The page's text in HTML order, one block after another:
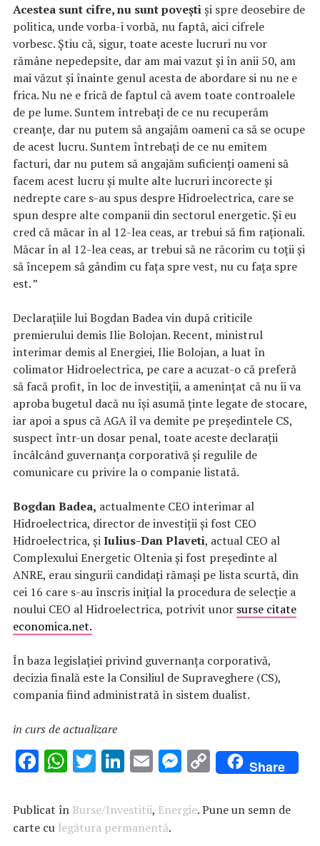
Acestea sunt cifre, nu sunt poveștiși spre deosebire de
politica, unde vorba-i vorbă, nu faptă, aici cifrele
vorbesc. Știu că, sigur, toate aceste lucruri nu vor
rămâne nepedepsite, dar am mai vazut și în anii 50, am
mai văzut și înainte genul acesta de abordare si nu ne e
frica. Nu ne e frică de faptul că avem toate controalele
de pe lume. Suntem întrebați de ce nu recuperăm
creanțe, dar nu putem să angajăm oameni ca să se ocupe
de acest lucru. Suntem întrebați de ce nu emitem
facturi, dar nu putem să angajăm suficienți oameni să
facem acest lucru și multe alte lucruri incorecte și
nedrepte care s-au spus despre Hidroelectrica, care se
spun despre alte companii din sectorul energetic. Și eu
cred că măcar în al 12-lea ceas, ar trebui să fim raționali.
Măcar în al 12-lea ceas, ar trebui să ne răcorim cu toții și
să începem să gândim cu fața spre vest, nu cu fața spre
est. ”
Declarațiile lui Bogdan Badea vin după criticile
premierului demis Ilie Bolojan. Recent, ministrul
interimar demis al Energiei, Ilie Bolojan, a luat în
colimator Hidroelectrica, pe care a acuzat-o că preferă
să facă profit, în loc de investiții, a amenințat că nu îi va
aproba bugetul dacă nu își asumă ținte legate de stocare,
iar apoi a spus că AGA îl va demite pe președintele CS,
suspect într-un dosar penal, toate aceste declarații
încâlcând guvernanța corporativă și regulile de
comunicare cu privire la o companie listată.
Bogdan Badea, actualmente CEO interimar al
Hidroelectrica, director de investiții și fost CEO
Hidroelectrica, șiIulius-Dan Plaveti, actual CEO al
Complexului Energetic Oltenia și fost președinte al
ANRE, erau singurii candidați rămași pe lista scurtă, din
cei 16 care s-au înscris inițial la procedura de selecție a
noului CEO al Hidroelectrica, potrivit unor surse citate
economica.net.
În baza legislației privind guvernanța corporativă,
decizia finală este la Consiliul de Supraveghere (CS),
compania fiind administrată în sistem dualist.
in curs de actualizare
F
e
b
W
at
s
T
it
te
Li
k
e
E
ai
l
M
se
C
o
p
Share
Publicat în Burse/Investitii, Energie. Pune un semn de
carte cu legătura permanentă.